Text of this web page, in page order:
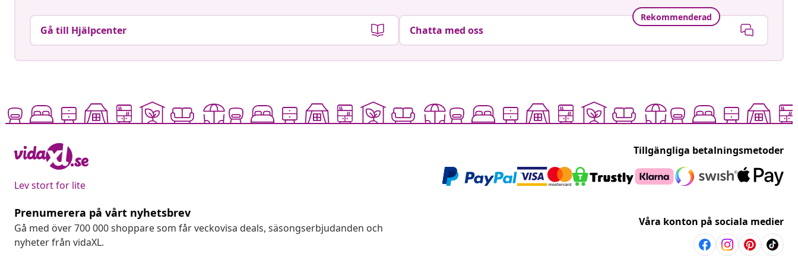
Gå till Hjälpcenter
Rekommenderad
Chatta med oss
Lev stort for lite
Tillgängliga betalningsmetoder
Prenumerera på vårt nyhetsbrev
Gå med över 700 000 shoppare som får veckovisa deals, säsongserbjudanden och
nyheter från vidaXL.
Våra konton på sociala medier